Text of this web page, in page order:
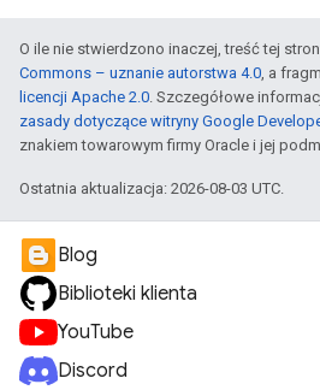
O ile nie stwierdzono inaczej, treść tej
Commons – uznanie autorstwa 4.0, a
licencji Apache 2.0. Szczegółowe
zasady dotyczące witryny Google
znakiem towarowym firmy Oracle i jej
Ostatnia aktualizacja: 2026-08-03 UTC.
Blog
Biblioteki klienta
YouTube
Discord